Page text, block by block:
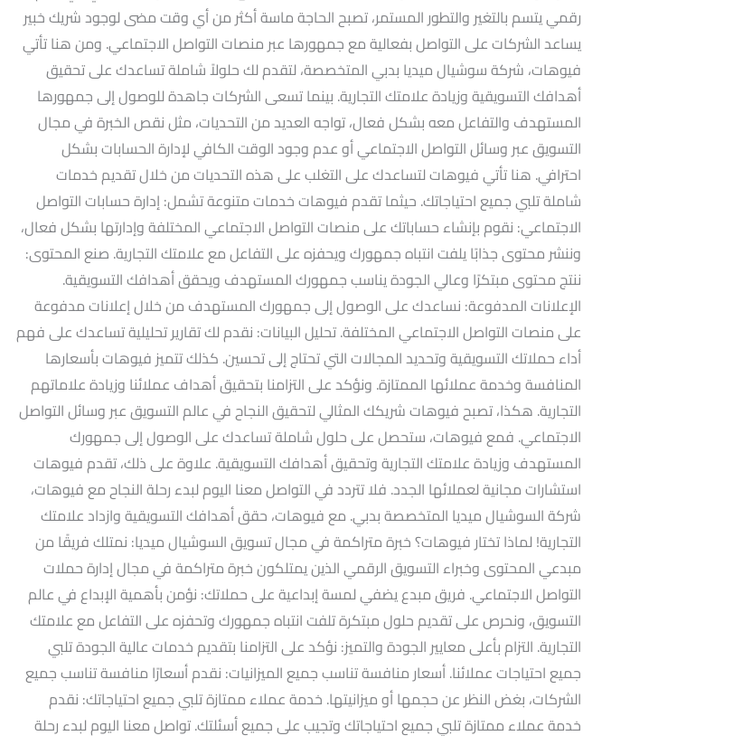
رقمي يتسم بالتغير والتطور المستمر، تصبح الحاجة ماسة أكثر من أي وقت مضى لوجود شريك خبير
يساعد الشركات على التواصل بفعالية مع جمهورها عبر منصات التواصل الاجتماعي. ومن هنا تأتي
فيوهات، شركة سوشيال ميديا بدبي المتخصصة، لتقدم لك حلولاً شاملة تساعدك على تحقيق
أهدافك التسويقية وزيادة علامتك التجارية. بينما تسعى الشركات جاهدة للوصول إلى جمهورها
المستهدف والتفاعل معه بشكل فعال، تواجه العديد من التحديات، مثل نقص الخبرة في مجال
التسويق عبر وسائل التواصل الاجتماعي أو عدم وجود الوقت الكافي لإدارة الحسابات بشكل
احترافي. هنا تأتي فيوهات لتساعدك على التغلب على هذه التحديات من خلال تقديم خدمات
شاملة تلبي جميع احتياجاتك. حيثما تقدم فيوهات خدمات متنوعة تشمل: إدارة حسابات التواصل
الاجتماعي: نقوم بإنشاء حساباتك على منصات التواصل الاجتماعي المختلفة وإدارتها بشكل فعال،
وننشر محتوى جذابًا يلفت انتباه جمهورك ويحفزه على التفاعل مع علامتك التجارية. صنع المحتوى:
ننتج محتوى مبتكرًا وعالي الجودة يناسب جمهورك المستهدف ويحقق أهدافك التسويقية.
الإعلانات المدفوعة: نساعدك على الوصول إلى جمهورك المستهدف من خلال إعلانات مدفوعة
على منصات التواصل الاجتماعي المختلفة. تحليل البيانات: نقدم لك تقارير تحليلية تساعدك على فهم
أداء حملاتك التسويقية وتحديد المجالات التي تحتاج إلى تحسين. كذلك تتميز فيوهات بأسعارها
المنافسة وخدمة عملائها الممتازة. ونؤكد على التزامنا بتحقيق أهداف عملائنا وزيادة علاماتهم
التجارية. هكذا، تصبح فيوهات شريكك المثالي لتحقيق النجاح في عالم التسويق عبر وسائل التواصل
الاجتماعي. فمع فيوهات، ستحصل على حلول شاملة تساعدك على الوصول إلى جمهورك
المستهدف وزيادة علامتك التجارية وتحقيق أهدافك التسويقية. علاوة على ذلك، تقدم فيوهات
استشارات مجانية لعملائها الجدد. فلا تتردد في التواصل معنا اليوم لبدء رحلة النجاح مع فيوهات،
شركة السوشيال ميديا المتخصصة بدبي. مع فيوهات، حقق أهدافك التسويقية وازداد علامتك
التجارية! لماذا تختار فيوهات؟ خبرة متراكمة في مجال تسويق السوشيال ميديا: نمتلك فريقًا من
مبدعي المحتوى وخبراء التسويق الرقمي الذين يمتلكون خبرة متراكمة في مجال إدارة حملات
التواصل الاجتماعي. فريق مبدع يضفي لمسة إبداعية على حملاتك: نؤمن بأهمية الإبداع في عالم
التسويق، ونحرص على تقديم حلول مبتكرة تلفت انتباه جمهورك وتحفزه على التفاعل مع علامتك
التجارية. التزام بأعلى معايير الجودة والتميز: نؤكد على التزامنا بتقديم خدمات عالية الجودة تلبي
جميع احتياجات عملائنا. أسعار منافسة تناسب جميع الميزانيات: نقدم أسعارًا منافسة تناسب جميع
الشركات، بغض النظر عن حجمها أو ميزانيتها. خدمة عملاء ممتازة تلبي جميع احتياجاتك: نقدم
خدمة عملاء ممتازة تلبي جميع احتياجاتك وتجيب على جميع أسئلتك. تواصل معنا اليوم لبدء رحلة